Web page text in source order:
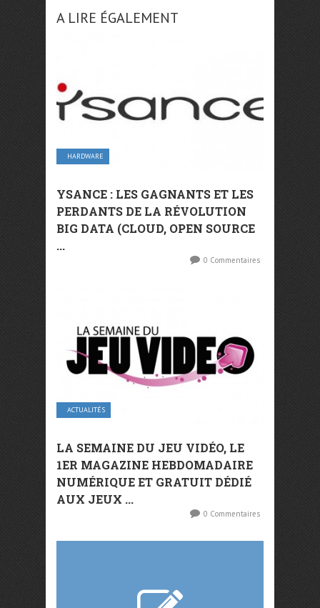
A LIRE ÉGALEMENT
HARDWARE
YSANCE : LES GAGNANTS ET LES
PERDANTS DE LA RÉVOLUTION
BIG DATA (CLOUD, OPEN SOURCE
...
0 Commentaires
ACTUALITÉS
LA SEMAINE DU JEU VIDÉO, LE
1ER MAGAZINE HEBDOMADAIRE
NUMÉRIQUE ET GRATUIT DÉDIÉ
AUX JEUX ...
0 Commentaires